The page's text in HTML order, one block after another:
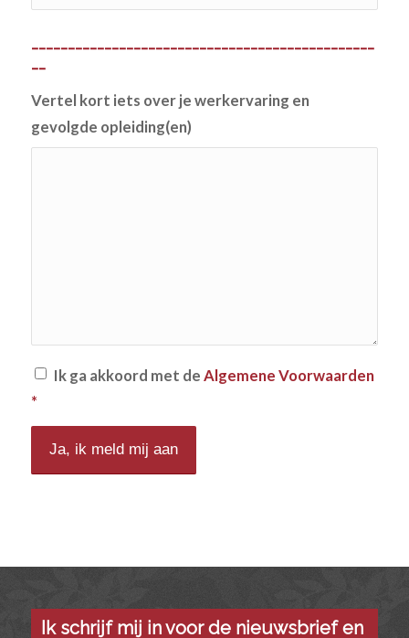
-----------------------------------------------
--
Vertel kort iets over je werkervaring en
gevolgde opleiding(en)
Ik ga akkoord met de Algemene Voorwaarden
*
Ik schrijf mij in voor de nieuwsbrief en